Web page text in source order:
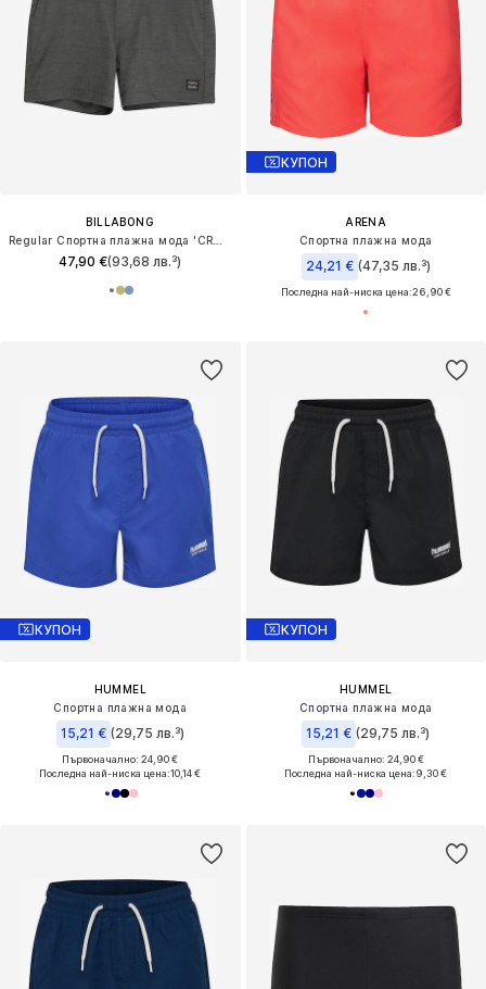
BILLABONG
47,90 €(93,68 лв.³)
КУПОН
ARENA
Спортна плажна мода
24,21 € (47,35 лв.³)
Последна най-ниска цена:26,90 €
КУПОН
HUMMEL
Спортна плажна мода
15,21 € (29,75 лв.³)
Първоначално: 24,90 €
Последна най-ниска цена:10,14 €
КУПОН
HUMMEL
Спортна плажна мода
15,21 € (29,75 лв.³)
Първоначално: 24,90 €
Последна най-ниска цена:9,30 €